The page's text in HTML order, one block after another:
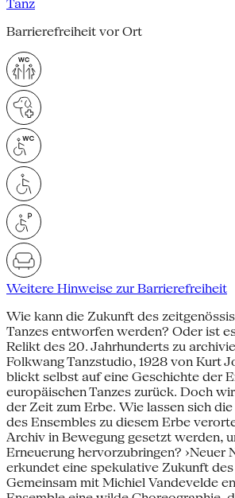
Tanz
Barrierefreiheit vor Ort
Weitere Hinweise zur Barrierefreiheit
Wie kann die Zukunft des
Tanzes entworfen werden? Oder ist
Relikt des 20. Jahrhunderts zu
Folkwang Tanzstudio, 1928 von Kurt
blickt selbst auf eine Geschichte der
europäischen Tanzes zurück. Doch
der Zeit zum Erbe. Wie lassen sich
des Ensembles zu diesem Erbe
Archiv in Bewegung gesetzt werden,
Erneuerung hervorzubringen? ›Neuer
erkundet eine spekulative Zukunft des
Gemeinsam mit Michiel Vandevelde